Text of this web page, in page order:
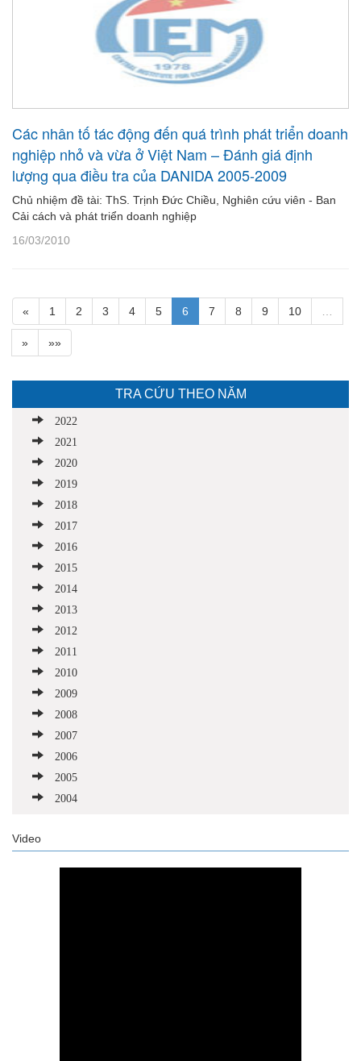
Các nhân tố tác động đến quá trình phát triển doanh
nghiệp nhỏ và vừa ở Việt Nam – Đánh giá định
lượng qua điều tra của DANIDA 2005-2009
Chủ nhiệm đề tài: ThS. Trịnh Đức Chiều, Nghiên cứu viên - Ban
Cải cách và phát triển doanh nghiệp
16/03/2010
« 1 2 3 4 5 6 7 8 9 10
» »»
TRA CỨU THEO NĂM
2022
2021
2020
2019
2018
2017
2016
2015
2014
2013
2012
2011
2010
2009
2008
2007
2006
2005
2004
Video